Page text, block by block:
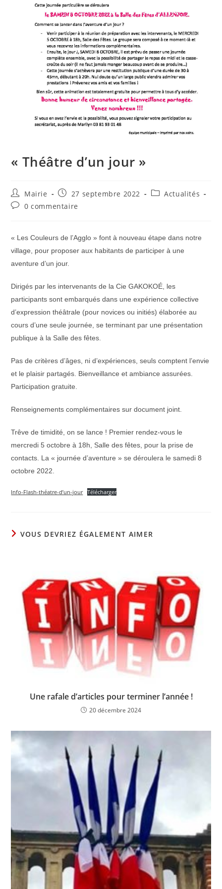
« Théâtre d’un jour »
Auteur/autrice
de
la
Mairie
Publication
publiée :
27 septembre 2022
PostActualités
Commentaires
publication :
0 commentaire
« Les Couleurs de l’Agglo » font à nouveau étape dans notre
village, pour proposer aux habitants de participer à une
aventure d’un jour.
Dirigés par les intervenants de la Cie GAKOKOÉ, les
participants sont embarqués dans une expérience collective
d’expression théâtrale (pour novices ou initiés) élaborée au
cours d’une seule journée, se terminant par une présentation
publique à la Salle des fêtes.
Pas de critères d’âges, ni d’expériences, seuls comptent l’envie
et le plaisir partagés. Bienveillance et ambiance assurées.
Participation gratuite.
Renseignements complémentaires sur document joint.
Trêve de timidité, on se lance ! Premier rendez-vous le
mercredi 5 octobre à 18h, Salle des fêtes, pour la prise de
contacts. La « journée d’aventure » se déroulera le samedi 8
octobre 2022.
Info-Flash-théatre-d’un-jour Télécharger
VOUS DEVRIEZ ÉGALEMENT AIMER
Une rafale d’articles pour terminer l’année !
20 décembre 2024